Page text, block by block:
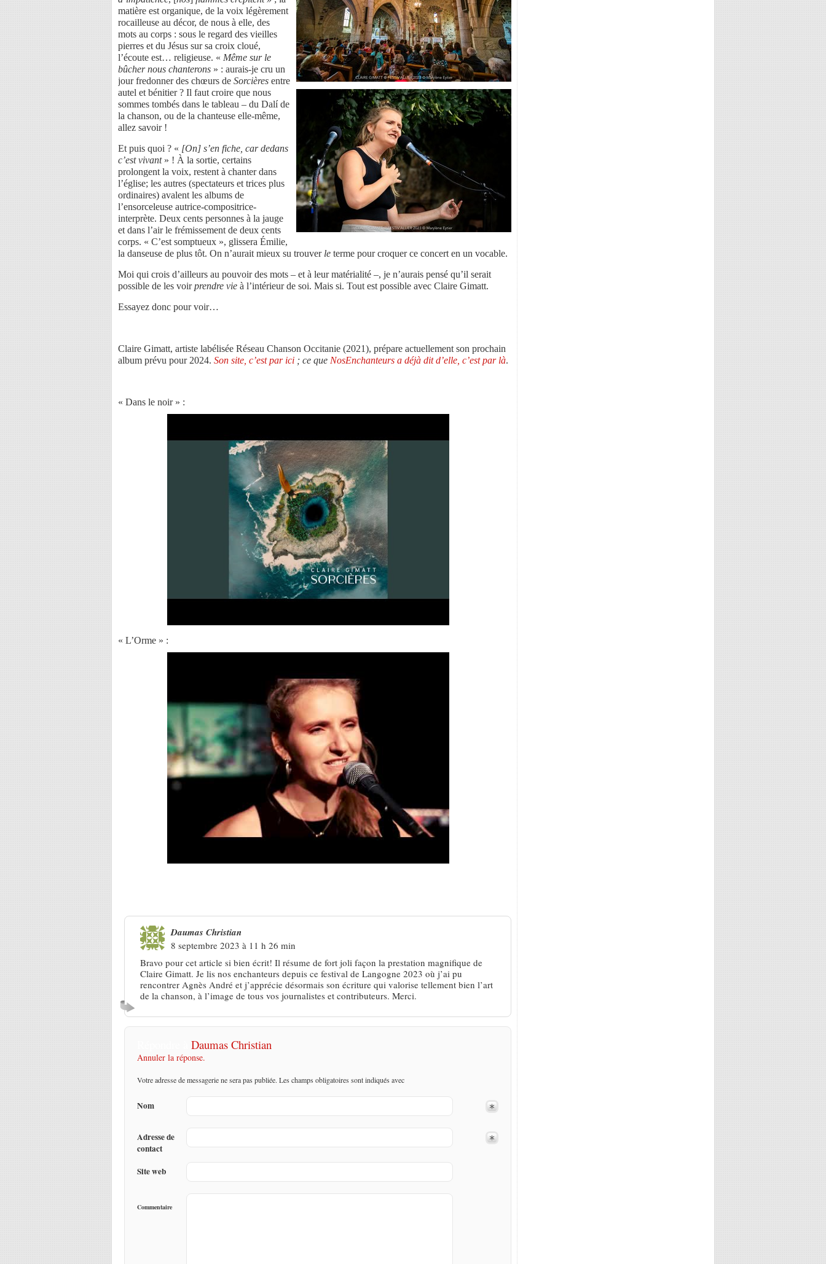
matière est organique, de la voix légèrement
rocailleuse au décor, de nous à elle, des
mots au corps : sous le regard des vieilles
pierres et du Jésus sur sa croix cloué,
l’écoute est… religieuse. « Même sur le
bûcher nous chanterons » : aurais-je cru un
jour fredonner des chœurs de Sorcières entre
autel et bénitier ? Il faut croire que nous
sommes tombés dans le tableau – du Dalí de
la chanson, ou de la chanteuse elle-même,
allez savoir !
Et puis quoi ? « [On] s’en fiche, car dedans
c’est vivant » ! À la sortie, certains
prolongent la voix, restent à chanter dans
l’église; les autres (spectateurs et trices plus
ordinaires) avalent les albums de
l’ensorceleuse autrice-compositrice-
interprète. Deux cents personnes à la jauge
et dans l’air le frémissement de deux cents
corps. « C’est somptueux », glissera Émilie,
la danseuse de plus tôt. On n’aurait mieux su trouver le terme pour croquer ce concert en un vocable.
Moi qui crois d’ailleurs au pouvoir des mots – et à leur matérialité –, je n’aurais pensé qu’il serait
possible de les voirprendre vie à l’intérieur de soi. Mais si. Tout est possible avec Claire Gimatt.
Essayez donc pour voir…
Claire Gimatt, artiste labélisée Réseau Chanson Occitanie (2021), prépare actuellement son prochain
album prévu pour 2024. Son site, c’est par ici ; ce que NosEnchanteurs a déjà dit d’elle, c’est par là.
« Dans le noir » :
« L’Orme » :
Daumas Christian
8 septembre 2023 à 11 h 26 min
Bravo pour cet article si bien écrit! Il résume de fort joli façon la prestation magnifique de
Claire Gimatt. Je lis nos enchanteurs depuis ce festival de Langogne 2023 où j’ai pu
rencontrer Agnès André et j’apprécie désormais son écriture qui valorise tellement bien l’art
de la chanson, à l’image de tous vos journalistes et contributeurs. Merci.
Daumas Christian
Annuler la réponse.
Votre adresse de messagerie ne sera pas publiée. Les champs obligatoires sont indiqués avec
Nom
Adresse de
contact
Site web
Commentaire